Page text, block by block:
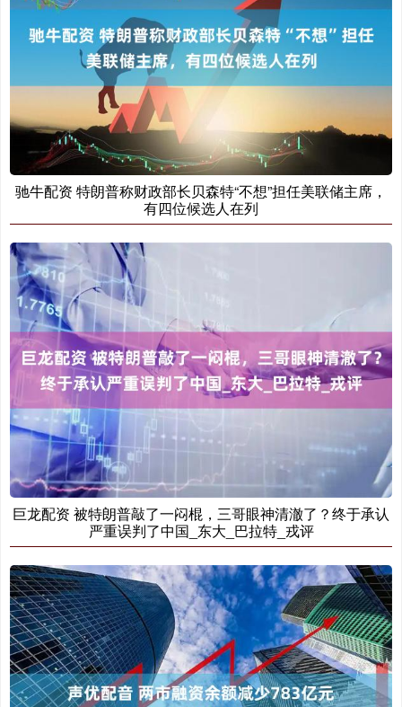
驰牛配资 特朗普称财政部长贝森特“不想”担任美联储主席，
有四位候选人在列
巨龙配资 被特朗普敲了一闷棍，三哥眼神清澈了？终于承认
严重误判了中国_东大_巴拉特_戎评